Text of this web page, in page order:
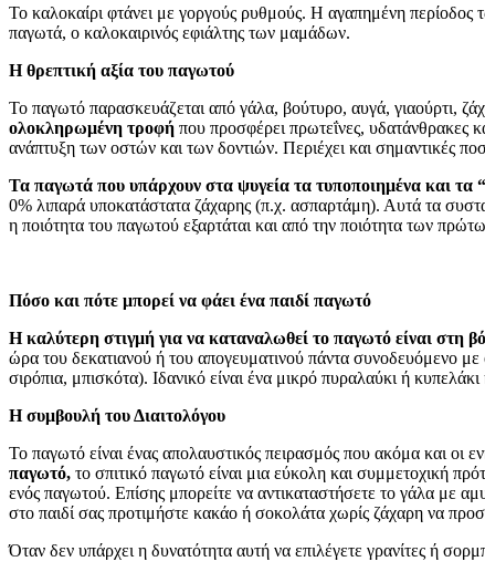
Το καλοκαίρι φτάνει με γοργούς ρυθμούς. Η αγαπημένη περίοδος
παγωτά, ο καλοκαιρινός εφιάλτης των μαμάδων.
Η θρεπτική αξία του παγωτού
Το παγωτό παρασκευάζεται από γάλα, βούτυρο, αυγά, γιαούρτι,
ολοκληρωμένη τροφή που προσφέρει πρωτεΐνες, υδατάνθρακες
ανάπτυξη των οστών και των δοντιών. Περιέχει και σημαντικές
Τα παγωτά που υπάρχουν στα ψυγεία τα τυποποιημένα και τα
0% λιπαρά υποκατάστατα ζάχαρης (π.χ. ασπαρτάμη). Αυτά τα
η ποιότητα του παγωτού εξαρτάται και από την ποιότητα των
Πόσο και πότε μπορεί να φάει ένα παιδί παγωτό
Η καλύτερη στιγμή για να καταναλωθεί το παγωτό είναι στη
ώρα του δεκατιανού ή του απογευματινού πάντα συνοδευόμενο
σιρόπια, μπισκότα). Ιδανικό είναι ένα μικρό πυραλαύκι ή
Η συμβουλή του Διαιτολόγου
Το παγωτό είναι ένας απολαυστικός πειρασμός που ακόμα και οι
παγωτό, το σπιτικό παγωτό είναι μια εύκολη και συμμετοχική
ενός παγωτού. Επίσης μπορείτε να αντικαταστήσετε το γάλα με
στο παιδί σας προτιμήστε κακάο ή σοκολάτα χωρίς ζάχαρη να
Όταν δεν υπάρχει η δυνατότητα αυτή να επιλέγετε γρανίτες ή